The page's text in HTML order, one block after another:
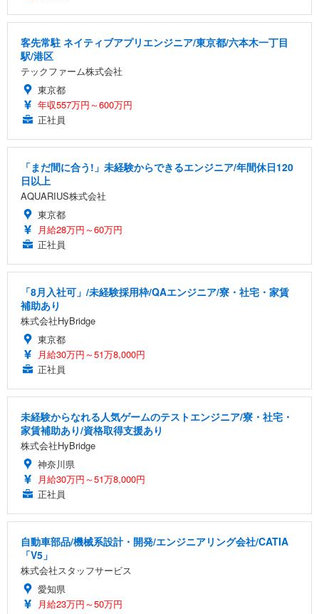
客先常駐 ネイティブアプリエンジニア/東京都/六本木一丁目
駅/港区
テックファーム株式会社
東京都
年収557万円～600万円
正社員
「まだ間に合う!」未経験からできるエンジニア/年間休日120
日以上
AQUARIUS株式会社
東京都
月給28万円～60万円
正社員
「8月入社可」/未経験採用枠/QAエンジニア/寮・社宅・家賃
補助あり
株式会社HyBridge
東京都
月給30万円～51万8,000円
正社員
未経験からなれる人気ゲームのテストエンジニア/寮・社宅・
家賃補助あり/資格取得支援あり
株式会社HyBridge
神奈川県
月給30万円～51万8,000円
正社員
自動車部品/機械系設計・開発/エンジニアリング会社/CATIA
「V5」
株式会社スタッフサービス
愛知県
月給23万円～50万円